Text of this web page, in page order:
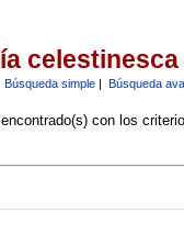
celestinesca
Búsqueda simple| Búsqueda
con los